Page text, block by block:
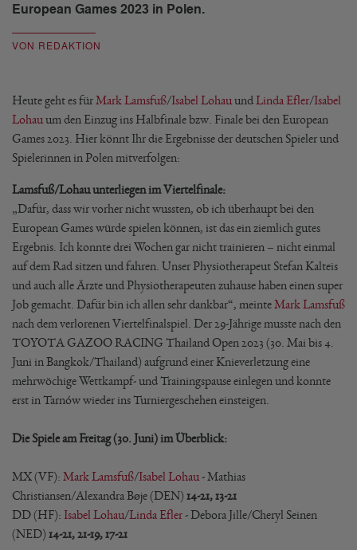
European Games 2023 in Polen.
VON REDAKTION
Heute geht es fürMark Lamsfuß/Isabel Lohau und Linda Efler/Isabel
Lohau um den Einzug ins Halbfinale bzw. Finale bei den European
Games 2023. Hier könnt Ihr die Ergebnisse der deutschen Spieler und
Spielerinnen in Polen mitverfolgen:
Lamsfuß/Lohau unterliegen im Viertelfinale:
„Dafür, dass wir vorher nicht wussten, ob ich überhaupt bei den
European Games würde spielen können, ist das ein ziemlich gutes
Ergebnis. Ich konnte drei Wochen gar nicht trainieren – nicht einmal
auf dem Rad sitzen und fahren. Unser Physiotherapeut Stefan Kalteis
und auch alle Ärzte und Physiotherapeuten zuhause haben einen super
Job gemacht. Dafür bin ich allen sehr dankbar“, meinteMark Lamsfuß
nach dem verlorenen Viertelfinalspiel. Der 29-Jährige musste nach den
TOYOTA GAZOO RACING Thailand Open 2023 (30. Mai bis 4.
Juni in Bangkok/Thailand) aufgrund einer Knieverletzung eine
mehrwöchige Wettkampf- und Trainingspause einlegen und konnte
erst in Tarnów wieder ins Turniergeschehen einsteigen.
Die Spiele am Freitag (30. Juni) im Überblick:
MX (VF): Mark Lamsfuß/Isabel Lohau - Mathias
Christiansen/Alexandra Bøje (DEN) 14-21, 13-21
DD (HF): Isabel Lohau/Linda Efler- Debora Jille/Cheryl Seinen
(NED) 14-21, 21-19, 17-21